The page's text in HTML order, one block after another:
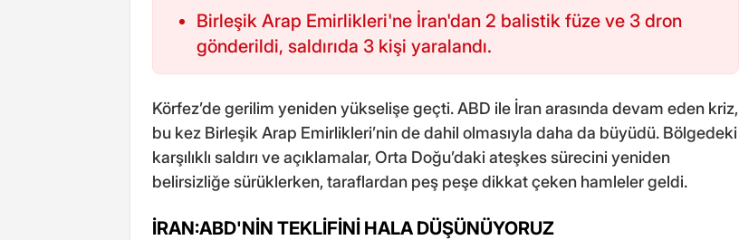
Birleşik Arap Emirlikleri'ne İran'dan 2 balistik füze ve 3 dron
gönderildi, saldırıda 3 kişi yaralandı.
Körfez’de gerilim yeniden yükselişe geçti. ABD ile İran arasında devam eden kriz,
bu kez Birleşik Arap Emirlikleri’nin de dahil olmasıyla daha da büyüdü. Bölgedeki
karşılıklı saldırı ve açıklamalar, Orta Doğu’daki ateşkes sürecini yeniden
belirsizliğe sürüklerken, taraflardan peş peşe dikkat çeken hamleler geldi.
İRAN:ABD'NİN TEKLİFİNİ HALA DÜŞÜNÜYORUZ